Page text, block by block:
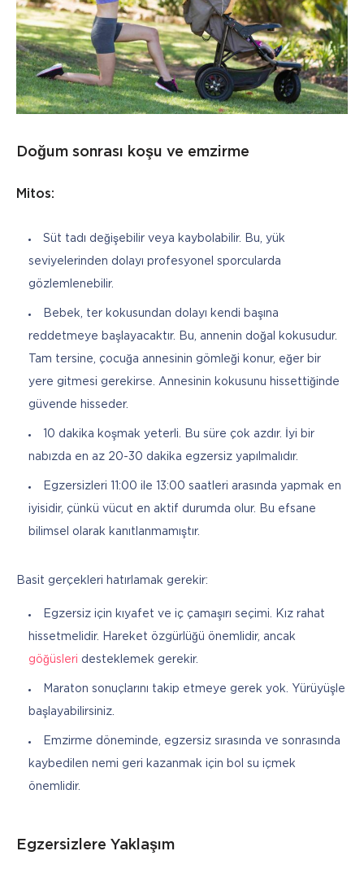
Doğum sonrası koşu ve emzirme
Mitos:
Süt tadı değişebilir veya kaybolabilir. Bu, yük
seviyelerinden dolayı profesyonel sporcularda
gözlemlenebilir.
Bebek, ter kokusundan dolayı kendi başına
reddetmeye başlayacaktır. Bu, annenin doğal kokusudur.
Tam tersine, çocuğa annesinin gömleği konur, eğer bir
yere gitmesi gerekirse. Annesinin kokusunu hissettiğinde
güvende hisseder.
10 dakika koşmak yeterli. Bu süre çok azdır. İyi bir
nabızda en az 20-30 dakika egzersiz yapılmalıdır.
Egzersizleri 11:00 ile 13:00 saatleri arasında yapmak en
iyisidir, çünkü vücut en aktif durumda olur. Bu efsane
bilimsel olarak kanıtlanmamıştır.
Basit gerçekleri hatırlamak gerekir:
Egzersiz için kıyafet ve iç çamaşırı seçimi. Kız rahat
hissetmelidir. Hareket özgürlüğü önemlidir, ancak
göğüsleri desteklemek gerekir.
Maraton sonuçlarını takip etmeye gerek yok. Yürüyüşle
başlayabilirsiniz.
Emzirme döneminde, egzersiz sırasında ve sonrasında
kaybedilen nemi geri kazanmak için bol su içmek
önemlidir.
Egzersizlere Yaklaşım